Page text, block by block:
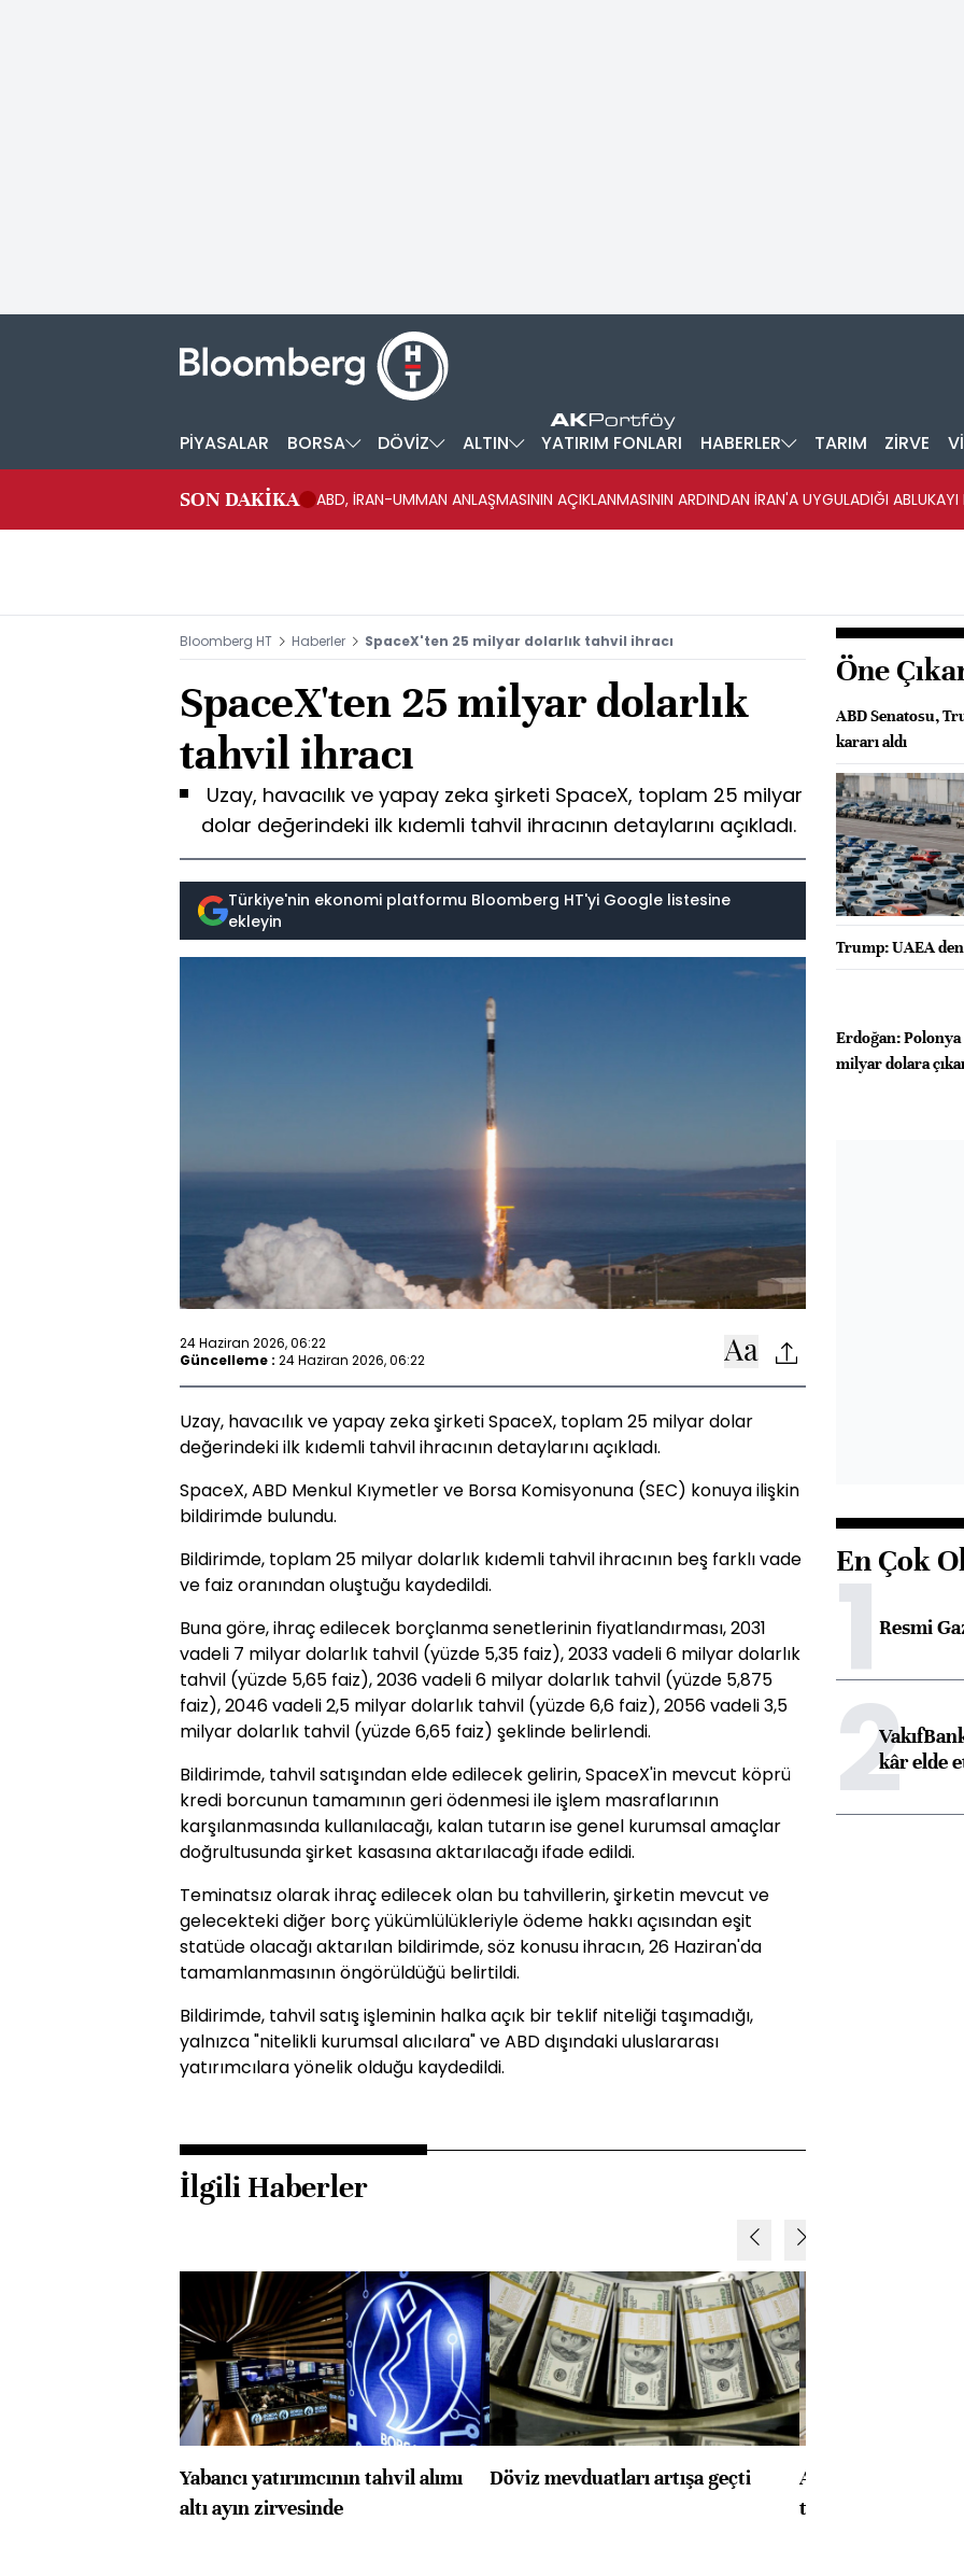
PİYASALAR BORSA DÖVİZ ALTIN YATIRIM FONLARI HABERLER TARIM ZİRVE
SON DAKİKA ABD, İRAN-UMMAN ANLAŞMASININ AÇIKLANMASININ ARDINDAN İRAN'A UYGULADIĞI ABLUKAYI
Bloomberg HT Haberler SpaceX'ten 25 milyar dolarlık tahvil ihracı
SpaceX'ten 25 milyar dolarlık
tahvil ihracı
Uzay, havacılık ve yapay zeka şirketi SpaceX, toplam 25 milyar
dolar değerindeki ilk kıdemli tahvil ihracının detaylarını açıkladı.
Türkiye'nin ekonomi platformu Bloomberg HT'yi Google listesine
ekleyin
24 Haziran 2026, 06:22
Güncelleme : 24 Haziran 2026, 06:22
Uzay, havacılık ve yapay zeka şirketi SpaceX, toplam 25 milyar dolar
değerindeki ilk kıdemli tahvil ihracının detaylarını açıkladı.
SpaceX, ABD Menkul Kıymetler ve Borsa Komisyonuna (SEC) konuya ilişkin
bildirimde bulundu.
Bildirimde, toplam 25 milyar dolarlık kıdemli tahvil ihracının beş farklı vade
ve faiz oranından oluştuğu kaydedildi.
Buna göre, ihraç edilecek borçlanma senetlerinin fiyatlandırması, 2031
vadeli 7 milyar dolarlık tahvil (yüzde 5,35 faiz), 2033 vadeli 6 milyar dolarlık
tahvil (yüzde 5,65 faiz), 2036 vadeli 6 milyar dolarlık tahvil (yüzde 5,875
faiz), 2046 vadeli 2,5 milyar dolarlık tahvil (yüzde 6,6 faiz), 2056 vadeli 3,5
milyar dolarlık tahvil (yüzde 6,65 faiz) şeklinde belirlendi.
Bildirimde, tahvil satışından elde edilecek gelirin, SpaceX'in mevcut köprü
kredi borcunun tamamının geri ödenmesi ile işlem masraflarının
karşılanmasında kullanılacağı, kalan tutarın ise genel kurumsal amaçlar
doğrultusunda şirket kasasına aktarılacağı ifade edildi.
Teminatsız olarak ihraç edilecek olan bu tahvillerin, şirketin mevcut ve
gelecekteki diğer borç yükümlülükleriyle ödeme hakkı açısından eşit
statüde olacağı aktarılan bildirimde, söz konusu ihracın, 26 Haziran'da
tamamlanmasının öngörüldüğü belirtildi.
Bildirimde, tahvil satış işleminin halka açık bir teklif niteliği taşımadığı,
yalnızca "nitelikli kurumsal alıcılara" ve ABD dışındaki uluslararası
yatırımcılara yönelik olduğu kaydedildi.
İlgili Haberler
Yabancı yatırımcının tahvil alımı
altı ayın zirvesinde
Döviz mevduatları artışa geçti
ABD'de konut
toparlandı
Öne
ABD Senatosu,
kararı aldı
Trump: UAEA
Erdoğan:
milyar dolara
En Çok
1Resmi
2kâr elde